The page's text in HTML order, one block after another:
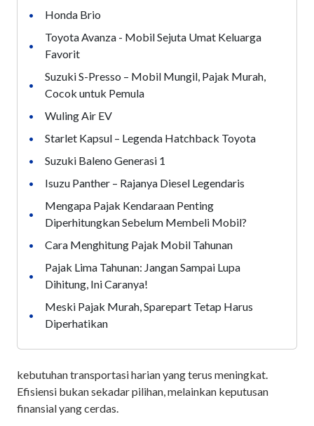
• Honda Brio
•
Toyota Avanza - Mobil Sejuta Umat Keluarga
Favorit
•
Suzuki S-Presso – Mobil Mungil, Pajak Murah,
Cocok untuk Pemula
• Wuling Air EV
• Starlet Kapsul – Legenda Hatchback Toyota
• Suzuki Baleno Generasi 1
• Isuzu Panther – Rajanya Diesel Legendaris
•
Mengapa Pajak Kendaraan Penting
Diperhitungkan Sebelum Membeli Mobil?
• Cara Menghitung Pajak Mobil Tahunan
•
Pajak Lima Tahunan: Jangan Sampai Lupa
Dihitung, Ini Caranya!
•
Meski Pajak Murah, Sparepart Tetap Harus
Diperhatikan
kebutuhan transportasi harian yang terus meningkat.
Efisiensi bukan sekadar pilihan, melainkan keputusan
finansial yang cerdas.